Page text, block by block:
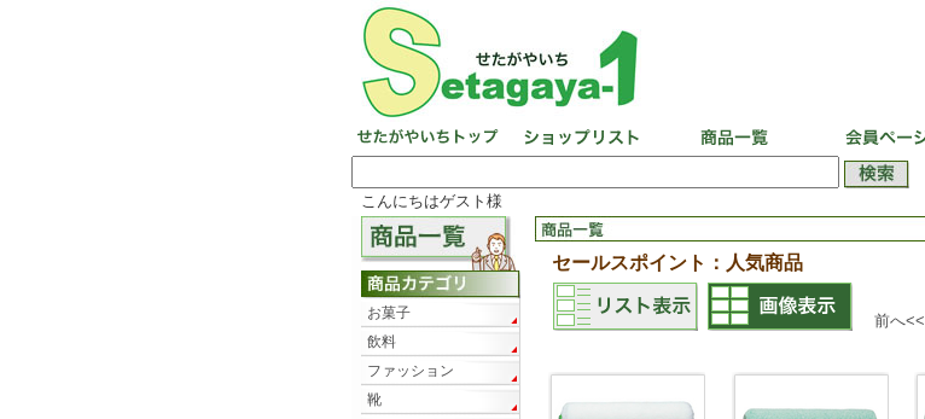
こんにちはゲスト様
セールスポイント：人気商品
前へ<<
お菓子
飲料
ファッション
靴